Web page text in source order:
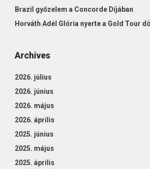
Brazil győzelem a Concorde Díjában
Horváth Adél Glória nyerte a Gold Tour
Archives
2026. július
2026. június
2026. május
2026. április
2025. június
2025. május
2025. április